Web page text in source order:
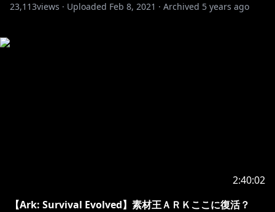
23,113views · Uploaded Feb 8, 2021 · Archived 5 years ago
2:40:02
【Ark: Survival Evolved】素材王ＡＲＫここに復活？